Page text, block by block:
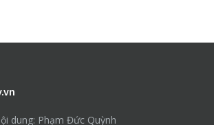
dung: Phạm Đức Quỳnh